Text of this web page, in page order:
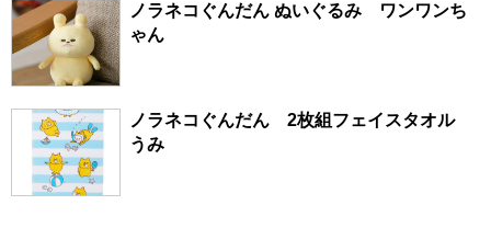
ノラネコぐんだん ぬいぐるみ ワンワンち
ゃん
ノラネコぐんだん 2枚組フェイスタオル
うみ